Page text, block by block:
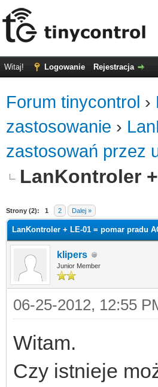
Witaj! Logowanie Rejestracja
Forum tinycontrol ›
zastosowanie ›
zastosowań przez
LanKontroler
Strony (2): 1 2 Dalej »
LanKontroler + LE-01 = pomar pradu
klipers
Junior Member
06-25-2012, 12:55
Witam.
Czy istnieje